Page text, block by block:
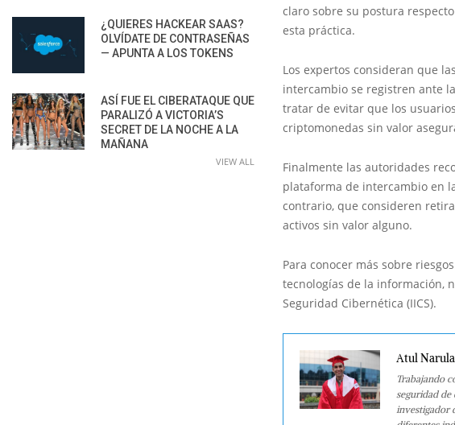
claro sobre su postura
esta práctica.
Los expertos consideran que
intercambio se registren ante
tratar de evitar que los
criptomonedas sin valor
Finalmente las autoridades
plataforma de intercambio en
contrario, que consideren
activos sin valor alguno.
Para conocer más sobre
tecnologías de la información,
Seguridad Cibernética (IICS).
Atul Narula
Trabajando
seguridad de
investigador
¿QUIERES HACKEAR SAAS?
OLVÍDATE DE CONTRASEÑAS
— APUNTA A LOS TOKENS
ASÍ FUE EL CIBERATAQUE QUE
PARALIZÓ A VICTORIA’S
SECRET DE LA NOCHE A LA
MAÑANA
VIEW ALL